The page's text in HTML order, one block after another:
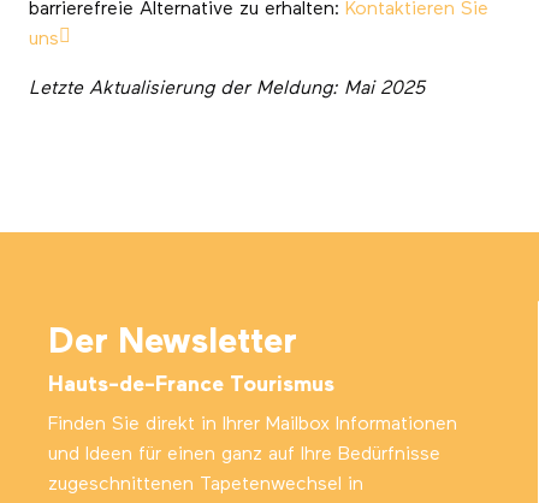
barrierefreie Alternative zu erhalten: Kontaktieren Sie
uns
Letzte Aktualisierung der Meldung: Mai 2025
Der Newsletter
Hauts-de-France Tourismus
Finden Sie direkt in Ihrer Mailbox Informationen
und Ideen für einen ganz auf Ihre Bedürfnisse
zugeschnittenen Tapetenwechsel in